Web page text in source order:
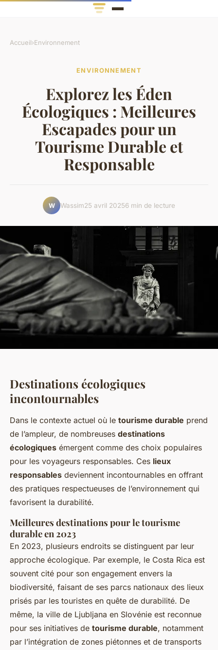
Accueil›Environnement
ENVIRONNEMENT
Explorez les Éden
Écologiques : Meilleures
Escapades pour un
Tourisme Durable et
Responsable
W Wassim25 avril 20256 min de lecture
Destinations écologiques
incontournables
Dans le contexte actuel où le tourisme durable prend
de l’ampleur, de nombreuses destinations
écologiques émergent comme des choix populaires
pour les voyageurs responsables. Ces lieux
responsables deviennent incontournables en offrant
des pratiques respectueuses de l’environnement qui
favorisent la durabilité.
Meilleures destinations pour le tourisme
durable en 2023
En 2023, plusieurs endroits se distinguent par leur
approche écologique. Par exemple, le Costa Rica est
souvent cité pour son engagement envers la
biodiversité, faisant de ses parcs nationaux des lieux
prisés par les touristes en quête de durabilité. De
même, la ville de Ljubljana en Slovénie est reconnue
pour ses initiatives de tourisme durable, notamment
par l’intégration de zones piétonnes et de transports